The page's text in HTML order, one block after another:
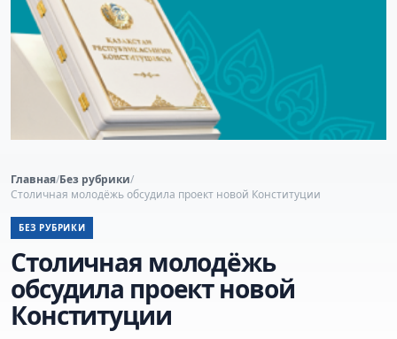
Главная/Без рубрики/
Столичная молодёжь обсудила проект новой Конституции
БЕЗ РУБРИКИ
Столичная молодёжь
обсудила проект новой
Конституции